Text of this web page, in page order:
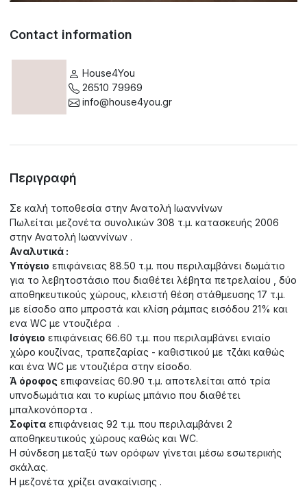
Contact information
House4You
26510 79969
info@house4you.gr
Περιγραφή
Σε καλή τοποθεσία στην Ανατολή Ιωαννίνων
Πωλείται μεζονέτα συνολικών 308 τ.μ. κατασκευής 2006
στην Ανατολή Ιωαννίνων .
Αναλυτικά :
Υπόγειο επιφάνειας 88.50 τ.μ. που περιλαμβάνει δωμάτιο
για το λεβητοστάσιο που διαθέτει λέβητα πετρελαίου , δύο
αποθηκευτικούς χώρους, κλειστή θέση στάθμευσης 17 τ.μ.
με είσοδο απο μπροστά και κλίση ράμπας εισόδου 21% και
ενα WC με ντουζιέρα .
Ισόγειο επιφάνειας 66.60 τ.μ. που περιλαμβάνει ενιαίο
χώρο κουζίνας, τραπεζαρίας - καθιστικού με τζάκι καθώς
και ένα WC με ντουζιέρα στην είσοδο.
Ά όροφος επιφανείας 60.90 τ.μ. αποτελείται από τρία
υπνοδωμάτια και το κυρίως μπάνιο που διαθέτει
μπαλκονόπορτα .
Σοφίτα επιφάνειας 92 τ.μ. που περιλαμβάνει 2
αποθηκευτικούς χώρους καθώς και WC.
Η σύνδεση μεταξύ των ορόφων γίνεται μέσω εσωτερικής
σκάλας.
Η μεζονέτα χρίζει ανακαίνισης .